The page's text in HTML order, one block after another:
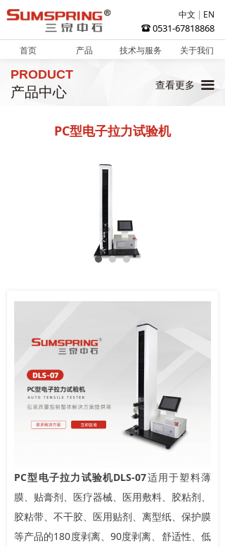
뀰 0531-67818868
中文 EN
首页 产品 技术与服务 关于我们
PC型电子拉力试验机DLS-07适用于塑料薄
膜、贴膏剂、医疗器械、医用敷料、胶粘剂、
胶粘带、不干胶、医用贴剂、离型纸、保护膜
等产品的180度剥离、90度剥离、舒适性、低
PC型电子拉力试验机
PRODUCT
产品中心 查看更多 끀